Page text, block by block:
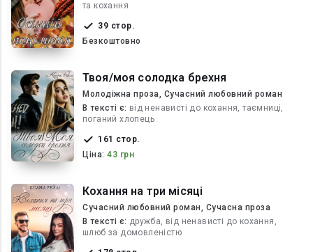
та кохання
39 стор.
Безкоштовно
Твоя/моя солодка брехня
Молодіжна проза, Сучасний любовний роман
В текcті є: від ненависті до кохання, таємниці,
поганий хлопець
161 стор.
Ціна: 43 грн
Кохання на три місяці
Сучасний любовний роман, Сучасна проза
В текcті є: дружба, від ненависті до кохання,
шлюб за домовленістю